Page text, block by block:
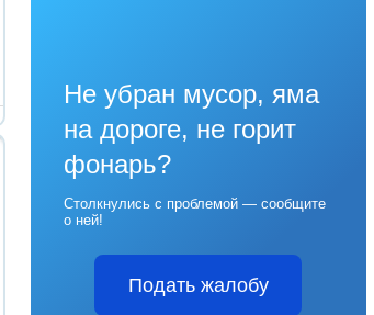
Не убран мусор, яма
на дороге, не горит
фонарь?
Столкнулись с проблемой — сообщите
о ней!
Подать жалобу